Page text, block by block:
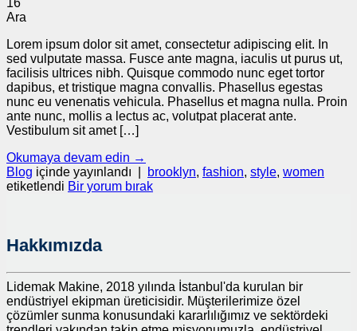
16
Ara
Lorem ipsum dolor sit amet, consectetur adipiscing elit. In
sed vulputate massa. Fusce ante magna, iaculis ut purus ut,
facilisis ultrices nibh. Quisque commodo nunc eget tortor
dapibus, et tristique magna convallis. Phasellus egestas
nunc eu venenatis vehicula. Phasellus et magna nulla. Proin
ante nunc, mollis a lectus ac, volutpat placerat ante.
Vestibulum sit amet […]
Okumaya devam edin →
Blog içinde yayınlandı brooklyn, fashion, style, women
etiketlendi Bir yorum bırak
Hakkımızda
Lidemak Makine, 2018 yılında İstanbul'da kurulan bir
endüstriyel ekipman üreticisidir. Müşterilerimize özel
çözümler sunma konusundaki kararlılığımız ve sektördeki